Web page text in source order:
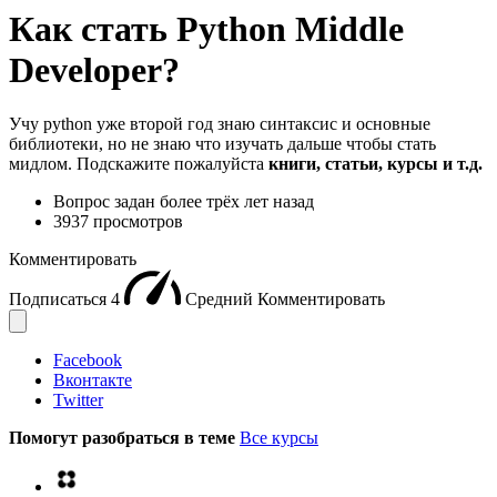
Как стать Python Middle
Developer?
Учу python уже второй год знаю синтаксис и основные
библиотеки, но не знаю что изучать дальше чтобы стать
мидлом. Подскажите пожалуйста книги, статьи, курсы и т.д.
Вопрос задан более трёх лет назад
3937 просмотров
Комментировать
Подписаться 4 Средний Комментировать
Facebook
Вконтакте
Twitter
Помогут разобраться в теме Все курсы